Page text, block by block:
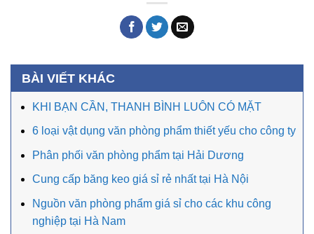
BÀI VIẾT KHÁC
KHI BẠN CẦN, THANH BÌNH LUÔN CÓ MẶT
6 loại vật dụng văn phòng phẩm thiết yếu cho công ty
Phân phối văn phòng phẩm tại Hải Dương
Cung cấp băng keo giá sỉ rẻ nhất tại Hà Nội
Nguồn văn phòng phẩm giá sỉ cho các khu công
nghiệp tại Hà Nam